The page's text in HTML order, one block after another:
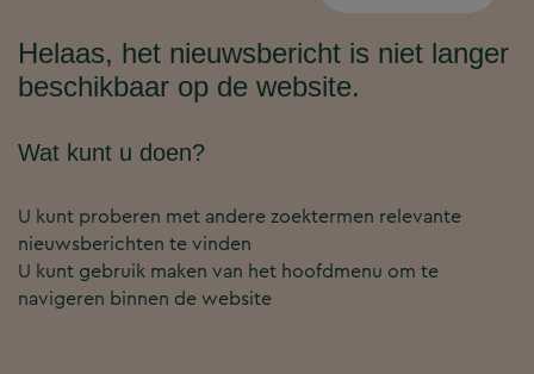
Helaas, het nieuwsbericht is niet langer
beschikbaar op de website.
Wat kunt u doen?
U kunt proberen met andere zoektermen relevante
nieuwsberichten te vinden
U kunt gebruik maken van het hoofdmenu om te
navigeren binnen de website